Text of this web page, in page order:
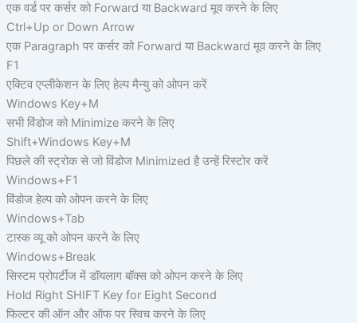
एक वर्ड पर कर्सर को Forward या Backward मूव करने के लिए
Ctrl+Up or Down Arrow
एक Paragraph पर कर्सर को Forward या Backward मूव करने के लिए
F1
एक्टिव एप्लीकेशन के लिए हेल्प मैन्यु को ओपन करें
Windows Key+M
सभी विंडोज को Minimize करने के लिए
Shift+Windows Key+M
पिछले की स्ट्रोक से जो विंडोज Minimized है उन्हें रिस्टोर करें
Windows+F1
विंडोज हेल्प को ओपन करने के लिए
Windows+Tab
टास्क व्यू को ओपन करने के लिए
Windows+Break
सिस्टम प्रोपर्टीज में डॉयलाग बॉक्स को ओपन करने के लिए
Hold Right SHIFT Key for Eight Second
फिल्टर की ऑन और ऑफ पर स्विच करने के लिए